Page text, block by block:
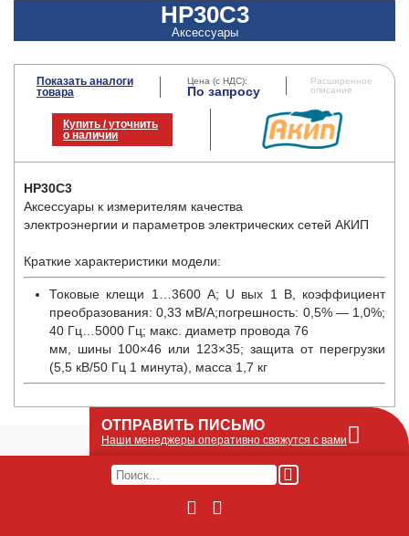
HP30C3
Аксессуары
Показать аналоги
товара
Цена (с НДС):
По запросу
Расширенное
описание
Купить / уточнить
о наличии
HP30C3
Аксессуары к измерителям качества
электроэнергии и параметров электрических сетей АКИП
Краткие характеристики модели:
Токовые клещи 1…3600 А; U вых 1 В, коэффициент
преобразования: 0,33 мВ/А;погрешность: 0,5% — 1,0%;
40 Гц…5000 Гц; макс. диаметр провода 76
мм, шины 100×46 или 123×35; защита от перегрузки
(5,5 кВ/50 Гц 1 минута), масса 1,7 кг
ОТПРАВИТЬ ПИСЬМО
Наши менеджеры оперативно свяжутся с вами
Оставьте Ваше сообщение или запрос по
его получим по e-mail и оперативно ответим!